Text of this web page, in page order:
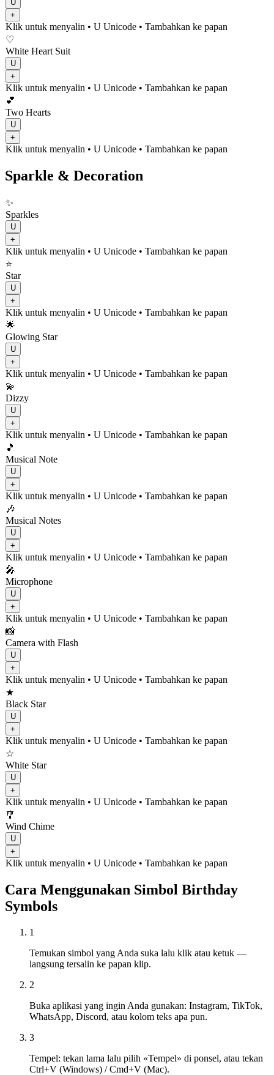
U
+
Klik untuk menyalin • U Unicode • Tambahkan ke papan
♡
White Heart Suit
U
+
Klik untuk menyalin • U Unicode • Tambahkan ke papan
💕
Two Hearts
U
+
Klik untuk menyalin • U Unicode • Tambahkan ke papan
Sparkle & Decoration
✨
Sparkles
U
+
Klik untuk menyalin • U Unicode • Tambahkan ke papan
⭐
Star
U
+
Klik untuk menyalin • U Unicode • Tambahkan ke papan
🌟
Glowing Star
U
+
Klik untuk menyalin • U Unicode • Tambahkan ke papan
💫
Dizzy
U
+
Klik untuk menyalin • U Unicode • Tambahkan ke papan
🎵
Musical Note
U
+
Klik untuk menyalin • U Unicode • Tambahkan ke papan
🎶
Musical Notes
U
+
Klik untuk menyalin • U Unicode • Tambahkan ke papan
🎤
Microphone
U
+
Klik untuk menyalin • U Unicode • Tambahkan ke papan
📸
Camera with Flash
U
+
Klik untuk menyalin • U Unicode • Tambahkan ke papan
★
Black Star
U
+
Klik untuk menyalin • U Unicode • Tambahkan ke papan
☆
White Star
U
+
Klik untuk menyalin • U Unicode • Tambahkan ke papan
🎐
Wind Chime
U
+
Klik untuk menyalin • U Unicode • Tambahkan ke papan
Cara Menggunakan Simbol Birthday
Symbols
1
Temukan simbol yang Anda suka lalu klik atau ketuk —
langsung tersalin ke papan klip.
2
Buka aplikasi yang ingin Anda gunakan: Instagram, TikTok,
WhatsApp, Discord, atau kolom teks apa pun.
3
Tempel: tekan lama lalu pilih «Tempel» di ponsel, atau tekan
Ctrl+V (Windows) / Cmd+V (Mac).